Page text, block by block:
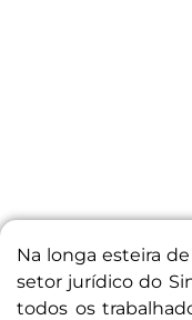
Na longa esteira
setor jurídico do
todos os